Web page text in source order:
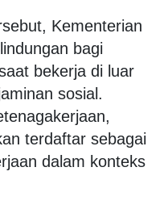
Kementerian
bagi
bekerja di luar
sosial.
terdaftar sebagai
dalam konteks